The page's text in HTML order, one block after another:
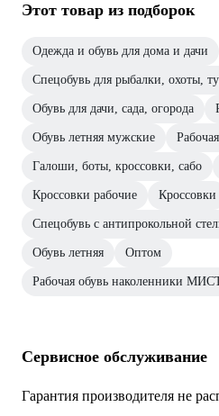
Этот товар из подборок
Одежда и обувь для дома и дачи
Спецобувь для рыбалки, охоты,
Обувь для дачи, сада, огорода
Обувь летняя мужские
Галоши, боты, кроссовки, сабо
Кроссовки рабочие Кроссовки
Спецобувь с антипрокольной
Обувь летняя Оптом
Рабочая обувь наколенники
Сервисное обслуживание
Гарантия производителя не